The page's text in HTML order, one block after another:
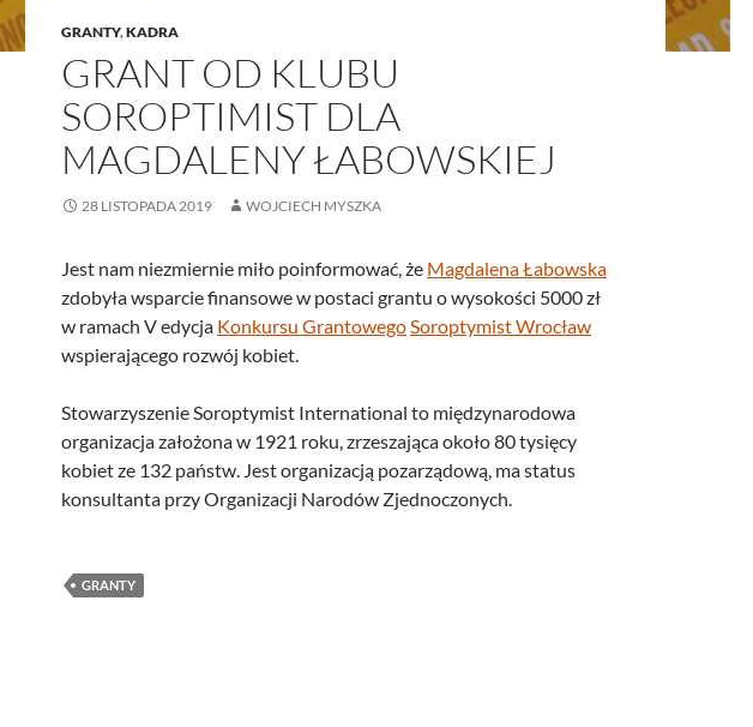
GRANTY,KADRA
GRANT OD KLUBU
SOROPTIMIST DLA
MAGDALENY ŁABOWSKIEJ
28 LISTOPADA 2019 WOJCIECH MYSZKA
Jest nam niezmiernie miło poinformować, że Magdalena Łabowska
zdobyła wsparcie finansowe w postaci grantu o wysokości 5000 zł
w ramach V edycja Konkursu GrantowegoSoroptymist Wrocław
wspierającego rozwój kobiet.
Stowarzyszenie Soroptymist International to międzynarodowa
organizacja założona w 1921 roku, zrzeszająca około 80 tysięcy
kobiet ze 132 państw. Jest organizacją pozarządową, ma status
konsultanta przy Organizacji Narodów Zjednoczonych.
GRANTY